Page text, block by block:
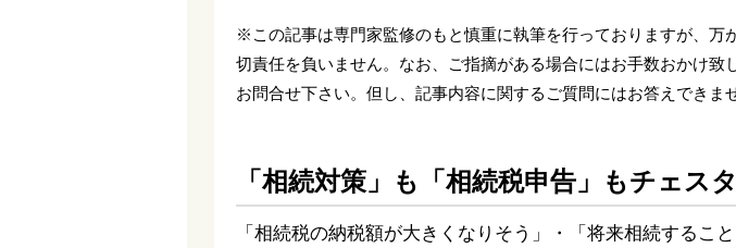
※この記事は専門家監修のもと慎重に執筆を行っておりますが、
切責任を負いません。なお、ご指摘がある場合にはお手数おかけ致
お問合せ下さい。但し、記事内容に関するご質問にはお答えできま
「相続対策」も「相続税申告」もチェス
「相続税の納税額が大きくなりそう」・「将来相続するこ